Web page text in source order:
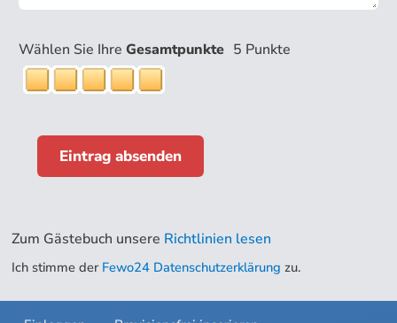
Wählen Sie IhreGesamtpunkte 5 Punkte
Eintrag absenden
Zum Gästebuch unsere Richtlinien lesen
Ich stimme der Fewo24 Datenschutzerklärung zu.